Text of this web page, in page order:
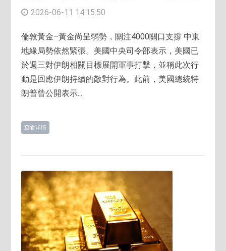
2026-06-11 14:15:50
倫敦黃金–黃金尚呈弱勢，關注4000關口支撐 中東
地緣局勢依然緊張。美國中央司令部表示，美國已
於週三對伊朗相關目標展開軍事打擊，並稱此次行
動是回應伊朗持續的敵對行為。此前，美國總統特
朗普曾公開表示...
查看详情